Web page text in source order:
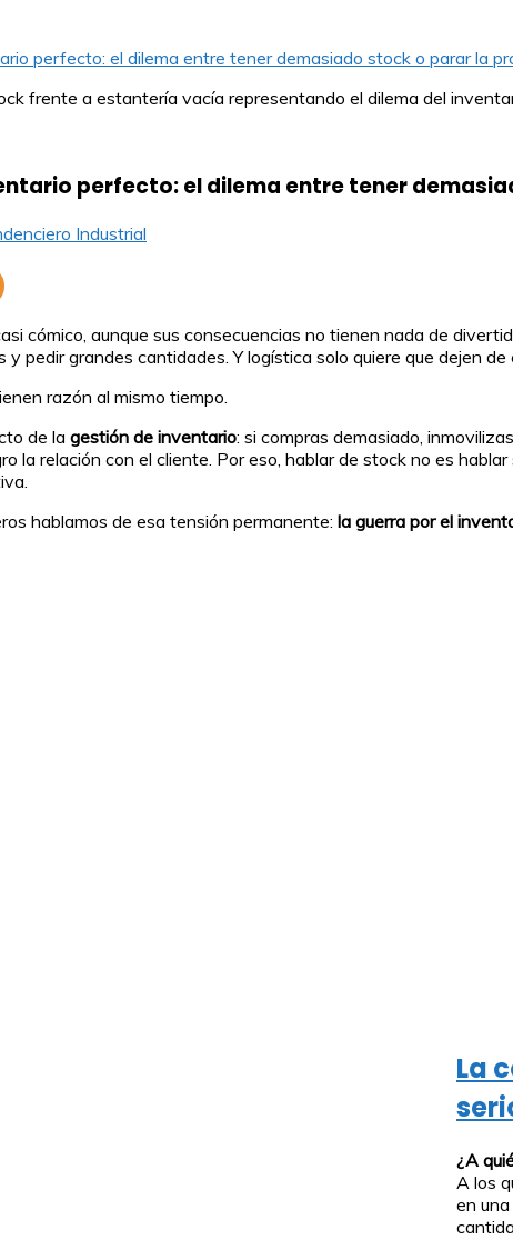
perfecto: el dilema entre tener demasiado stock o parar la
perfecto: el dilema entre tener
Industrial
cómico, aunque sus consecuencias no tienen nada de
pedir grandes cantidades. Y logística solo quiere que dejen
razón al mismo tiempo.
de la gestión de inventario: si compras demasiado,
la relación con el cliente. Por eso, hablar de stock no es
hablamos de esa tensión permanente: la guerra por el
La
¿A
A los
en